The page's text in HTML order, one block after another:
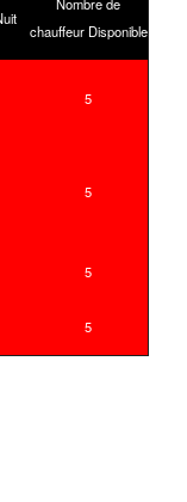
Nombre de
chauffeur Disponible
5
5
5
5